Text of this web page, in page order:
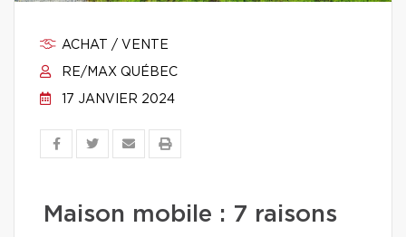
ACHAT / VENTE
RE/MAX QUÉBEC
17 JANVIER 2024
Maison mobile : 7 raisons